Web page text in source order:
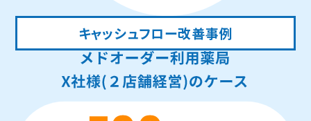
キャッシュフロー改善事例